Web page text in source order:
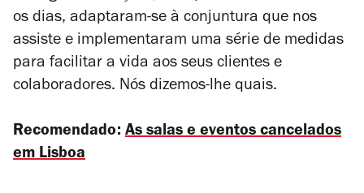
os dias, adaptaram-se à conjuntura que nos
assiste e implementaram uma série de medidas
para facilitar a vida aos seus clientes e
colaboradores. Nós dizemos-lhe quais.
Recomendado: As salas e eventos cancelados
em Lisboa